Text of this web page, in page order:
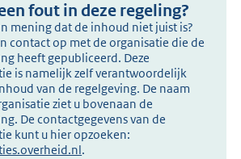
fout in deze regeling?
mening dat de inhoud niet juist is?
contact op met de organisatie die de
heeft gepubliceerd. Deze
is namelijk zelf verantwoordelijk
van de regelgeving. De naam
ziet u bovenaan de
De contactgegevens van de
kunt u hier opzoeken:
.